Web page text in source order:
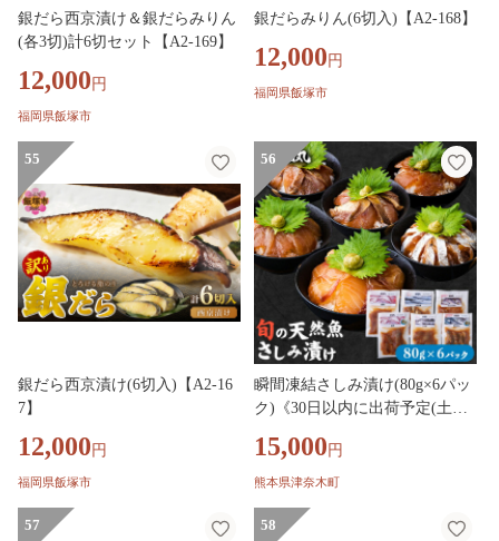
銀だら西京漬け＆銀だらみりん
(各3切)計6切セット【A2-169】
12,000 円
福岡県飯塚市
銀だらみりん(6切入)【A2-168】
12,000 円
福岡県飯塚市
55
銀だら西京漬け(6切入)【A2-16
7】
12,000 円
福岡県飯塚市
56
瞬間凍結さしみ漬け(80g×6パッ
ク)《30日以内に出荷予定(土日
町 平国丸 旬 旬の魚 刺身 真鯛
太刀魚 コショウダイ スズキ 赤
15,000 円
熊本県津奈木町
57 58